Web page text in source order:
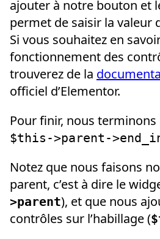
ajouter à notre bouton et
permet de saisir la valeur
Si vous souhaitez en
fonctionnement des
trouverez de la
officiel d’Elementor.
Pour finir, nous
$this->parent-
Notez que nous faisons
parent, c’est à dire le
>parent), et que nous
contrôles sur l’habillage (